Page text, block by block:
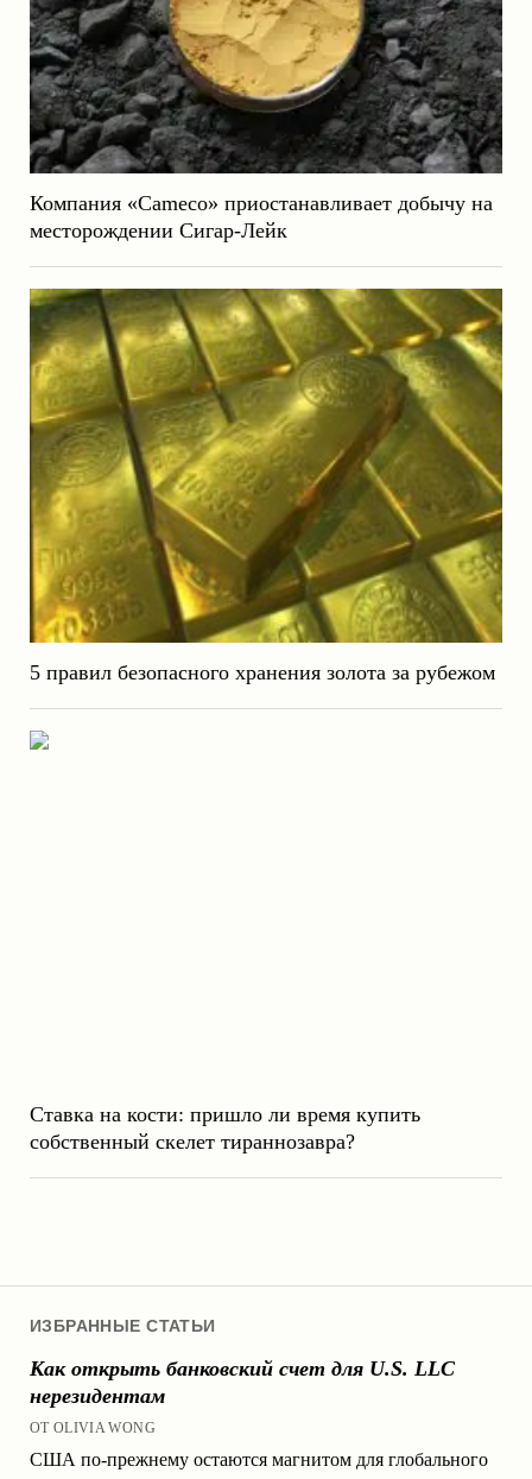
ИЗБРАННЫЕ СТАТЬИ
Как открыть банковский счет для U.S. LLC
нерезидентам
ОТ OLIVIA WONG
США по-прежнему остаются магнитом для глобального
Компания «Cameco» приостанавливает добычу на
месторождении Сигар-Лейк
5 правил безопасного хранения золота за рубежом
Ставка на кости: пришло ли время купить
собственный скелет тираннозавра?